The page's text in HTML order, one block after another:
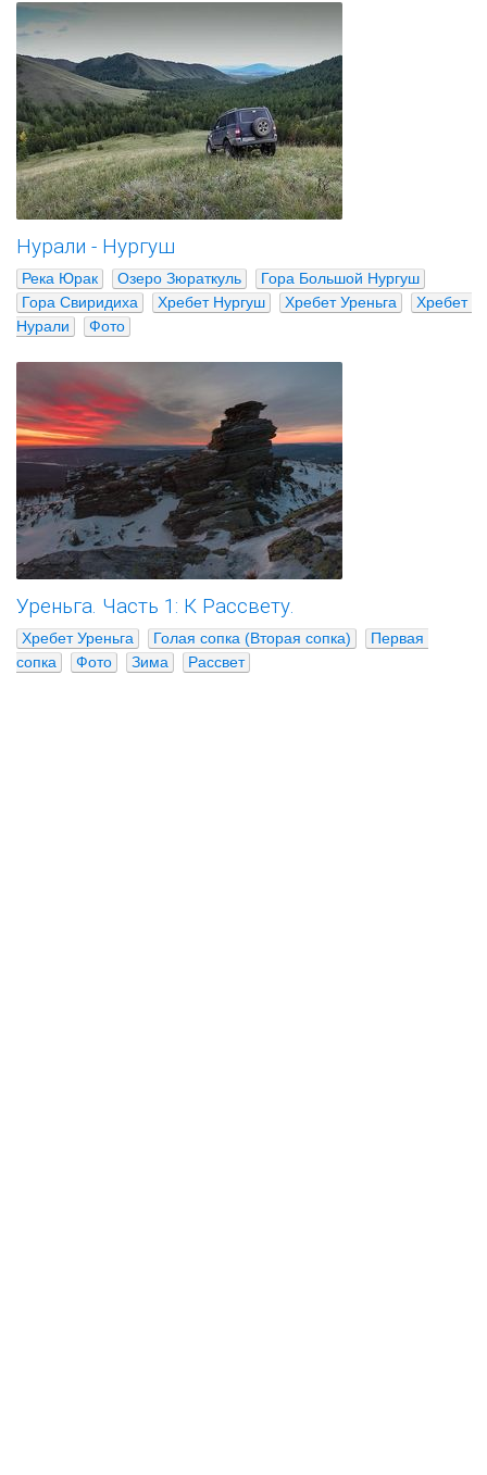
Нурали - Нургуш
Река Юрак Озеро Зюраткуль
Гора Большой Нургуш
Гора Свиридиха
Хребет Нургуш Хребет Уреньга
Хребет
Нурали
Фото
Уреньга. Часть 1: К Рассвету.
Хребет Уреньга Голая сопка (Вторая сопка)
Первая
сопка
Фото Зима Рассвет